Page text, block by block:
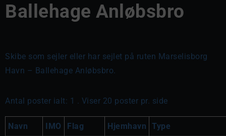
Ballehage Anløbsbro
Skibe som sejler eller har sejlet på ruten Marselisborg
Havn – Ballehage Anløbsbro.
Antal poster ialt: 1 . Viser 20 poster pr. side
Navn IMO Flag Hjemhavn Type